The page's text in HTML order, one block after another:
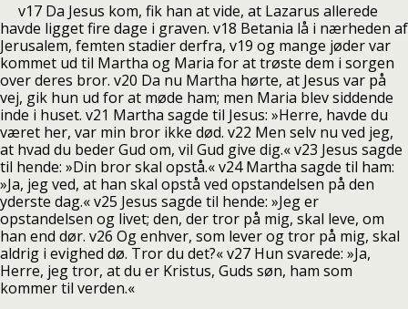
v17 Da Jesus kom, fik han at vide, at Lazarus allerede
havde ligget fire dage i graven. v18 Betania lå i nærheden af
Jerusalem, femten stadier derfra, v19 og mange jøder var
kommet ud til Martha og Maria for at trøste dem i sorgen
over deres bror. v20 Da nu Martha hørte, at Jesus var på
vej, gik hun ud for at møde ham; men Maria blev siddende
inde i huset. v21 Martha sagde til Jesus: »Herre, havde du
været her, var min bror ikke død. v22 Men selv nu ved jeg,
at hvad du beder Gud om, vil Gud give dig.« v23 Jesus sagde
til hende: »Din bror skal opstå.« v24 Martha sagde til ham:
»Ja, jeg ved, at han skal opstå ved opstandelsen på den
yderste dag.« v25 Jesus sagde til hende: »Jeg er
opstandelsen og livet; den, der tror på mig, skal leve, om
han end dør. v26 Og enhver, som lever og tror på mig, skal
aldrig i evighed dø. Tror du det?« v27 Hun svarede: »Ja,
Herre, jeg tror, at du er Kristus, Guds søn, ham som
kommer til verden.«